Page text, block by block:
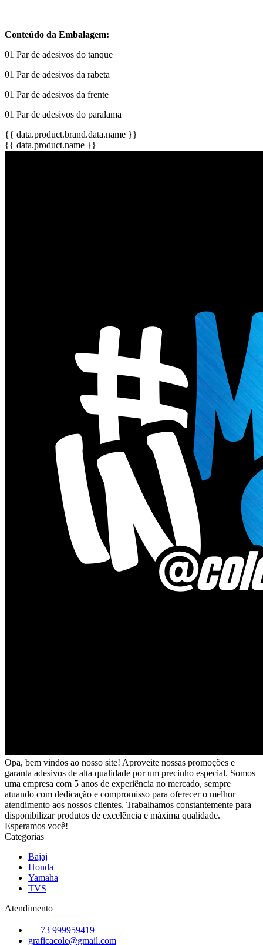
Conteúdo da Embalagem:
01 Par de adesivos do tanque
01 Par de adesivos da rabeta
01 Par de adesivos da frente
01 Par de adesivos do paralama
{{ data.product.brand.data.name }}
{{ data.product.name }}
Opa, bem vindos ao nosso site! Aproveite nossas promoções e
garanta adesivos de alta qualidade por um precinho especial. Somos
uma empresa com 5 anos de experiência no mercado, sempre
atuando com dedicação e compromisso para oferecer o melhor
atendimento aos nossos clientes. Trabalhamos constantemente para
disponibilizar produtos de excelência e máxima qualidade.
Esperamos você!
Categorias
Bajaj
Honda
Yamaha
TVS
Atendimento
73 999959419
graficacole@gmail.com